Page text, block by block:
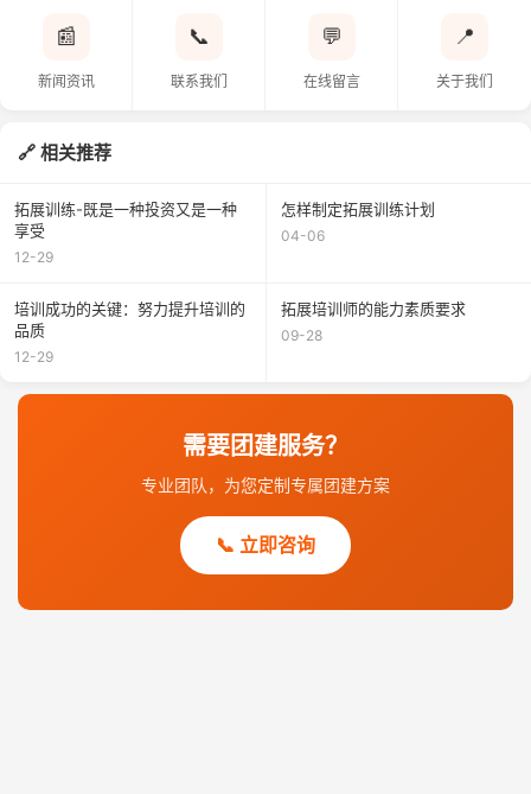
📰
新闻资讯
📞
联系我们
💬
在线留言
📍
关于我们
相关推荐
拓展训练-既是一种投资又是一种
享受
12-29
怎样制定拓展训练计划
04-06
培训成功的关键：努力提升培训的
品质
12-29
拓展培训师的能力素质要求
09-28
需要团建服务？
专业团队，为您定制专属团建方案
📞 立即咨询